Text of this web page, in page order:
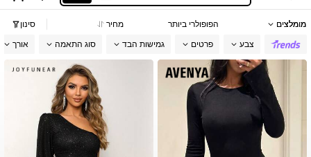
motf שמלות
מומלצים הפופולרי ביותר מחיר סינון
צבע פרטים גמישות הבד סוג התאמה אורך